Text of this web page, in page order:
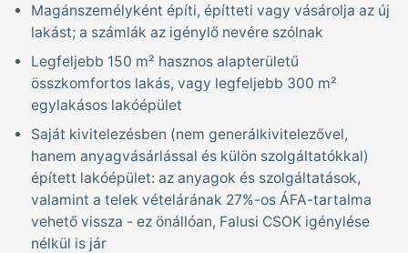
Magánszemélyként építi, építteti vagy vásárolja az új
lakást; a számlák az igénylő nevére szólnak
Legfeljebb 150 m² hasznos alapterületű
összkomfortos lakás, vagy legfeljebb 300 m²
egylakásos lakóépület
Saját kivitelezésben (nem generálkivitelezővel,
hanem anyagvásárlással és külön szolgáltatókkal)
épített lakóépület: az anyagok és szolgáltatások,
valamint a telek vételárának 27%-os ÁFA-tartalma
vehető vissza - ez önállóan, Falusi CSOK igénylése
nélkül is jár